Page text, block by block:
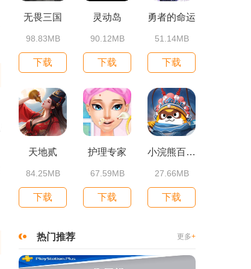
无畏三国
98.83MB
下载
灵动岛
90.12MB
下载
勇者的命运
51.14MB
下载
天地贰
84.25MB
下载
护理专家
67.59MB
下载
小浣熊百将传
27.66MB
下载
热门推荐 更多+